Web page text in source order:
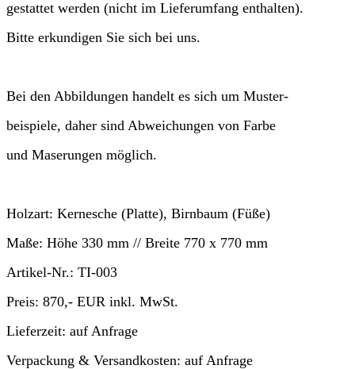
gestattet werden (nicht im Lieferumfang enthalten).
Bitte erkundigen Sie sich bei uns.
Bei den Abbildungen handelt es sich um Muster-
beispiele, daher sind Abweichungen von Farbe
und Maserungen möglich.
Holzart: Kernesche (Platte), Birnbaum (Füße)
Maße: Höhe 330 mm // Breite 770 x 770 mm
Artikel-Nr.: TI-003
Preis: 870,- EUR inkl. MwSt.
Lieferzeit: auf Anfrage
Verpackung & Versandkosten: auf Anfrage